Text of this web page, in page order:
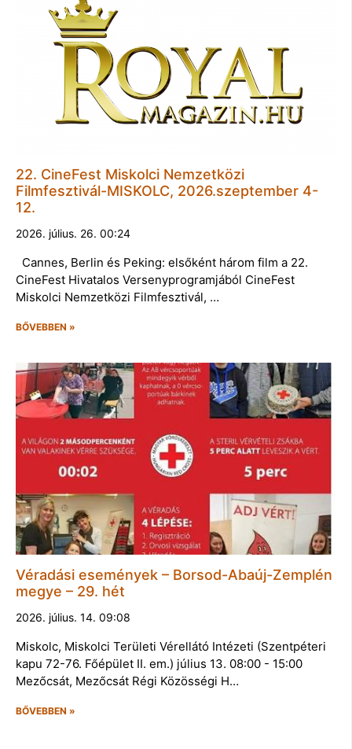
22. CineFest Miskolci Nemzetközi
Filmfesztivál-MISKOLC, 2026.szeptember 4-
12.
2026. július. 26. 00:24
Cannes, Berlin és Peking: elsőként három film a 22.
CineFest Hivatalos Versenyprogramjából CineFest
Miskolci Nemzetközi Filmfesztivál, …
BŐVEBBEN »
Véradási események – Borsod-Abaúj-Zemplén
megye – 29. hét
2026. július. 14. 09:08
Miskolc, Miskolci Területi Vérellátó Intézeti (Szentpéteri
kapu 72-76. Főépület II. em.) július 13. 08:00 - 15:00
Mezőcsát, Mezőcsát Régi Közösségi H…
BŐVEBBEN »